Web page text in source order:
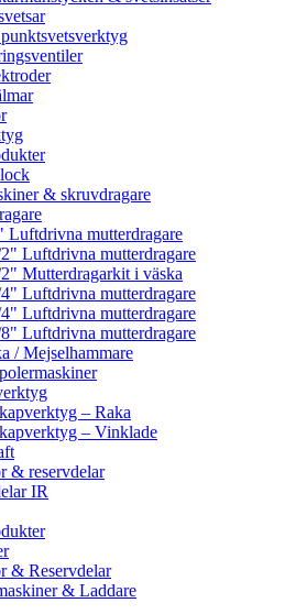
& skruvdragare
Luftdrivna mutterdragare
Luftdrivna mutterdragare
Mutterdragarkit i väska
Luftdrivna mutterdragare
Luftdrivna mutterdragare
Luftdrivna mutterdragare
/ Mejselhammare
– Raka
– Vinklade
& reservdelar
IR
& Reservdelar
& Laddare